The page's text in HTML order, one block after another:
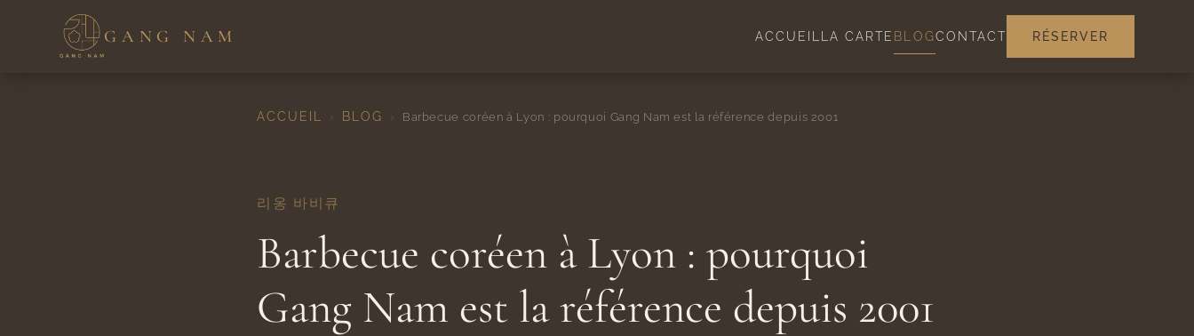
GANG NAM ACCUEIL LA CARTE BLOGCONTACT RÉSERVER
ACCUEIL › BLOG › Barbecue coréen à Lyon : pourquoi Gang Nam est la référence depuis 2001
리옹 바비큐
Barbecue coréen à Lyon : pourquoi
Gang Nam est la référence depuis 2001